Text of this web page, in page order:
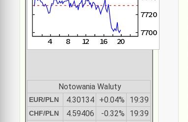
Notowania Waluty
EUR/PLN 4.30134 +0.04% 19:39
CHF/PLN 4.59406 -0.32% 19:39